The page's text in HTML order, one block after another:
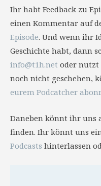
Ihr habt Feedback zu
einen Kommentar auf
Episode. Und wenn ihr
Geschichte habt, dann
info@t1h.net oder nutzt
noch nicht geschehen,
eurem Podcatcher
Daneben könnt ihr uns
finden. Ihr könnt uns
Podcasts hinterlassen